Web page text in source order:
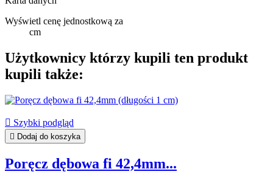
Wyświetl cenę jednostkową za
cm
Użytkownicy którzy kupili ten produkt
kupili także:
 Szybki podgląd
 Dodaj do koszyka
Poręcz dębowa fi 42,4mm...